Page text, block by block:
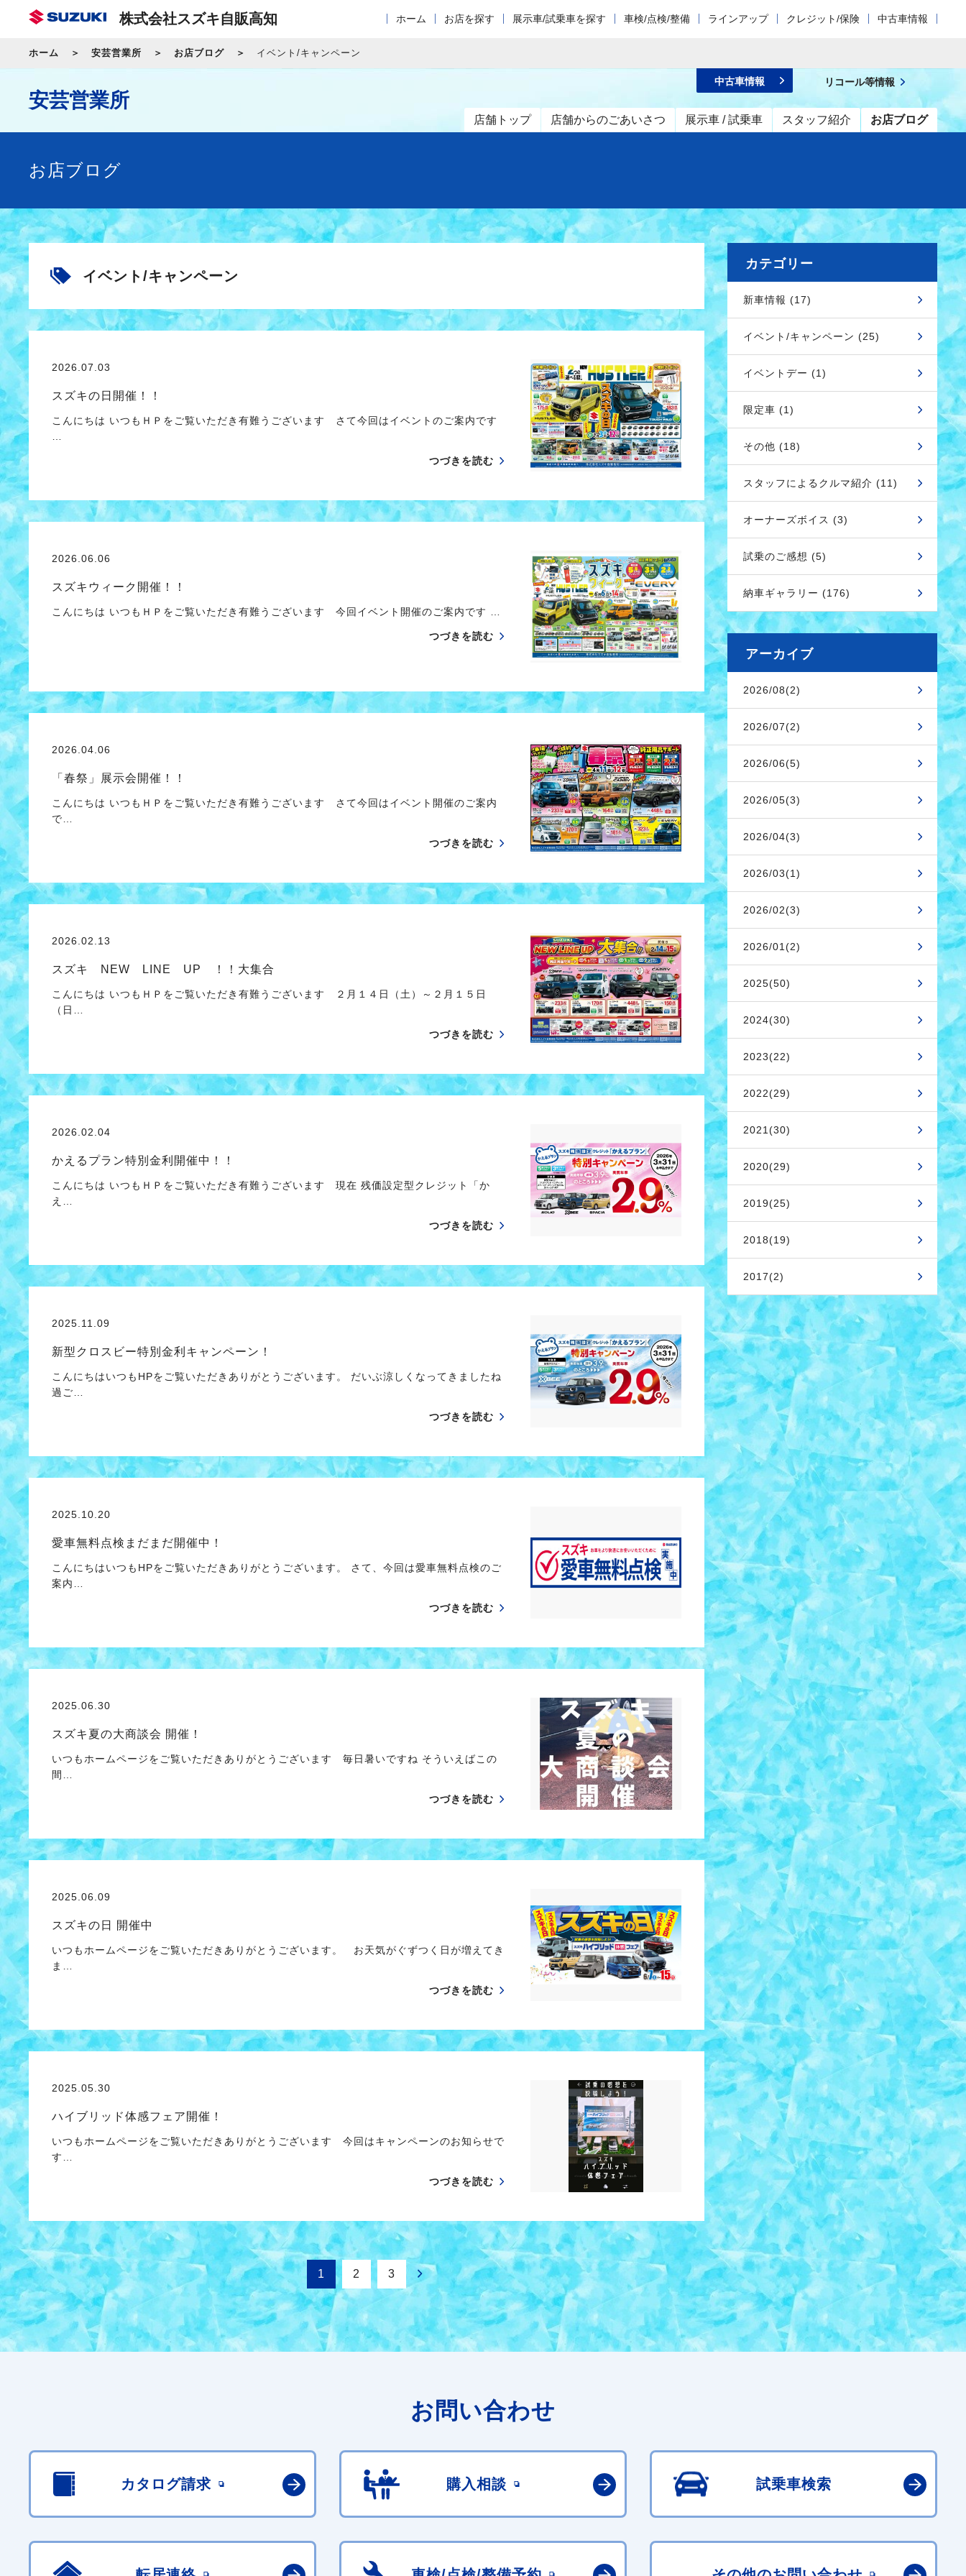
株式会社スズキ自販高知 ホーム お店を探す 展示車/試乗車を探す 車検/点検/整備 ラインアップ クレジット/保険 中古車情報
ホーム 安芸営業所 お店ブログ イベント/キャンペーン
安芸営業所
店舗トップ 店舗からのごあいさつ 展示車 / 試乗車 スタッフ紹介 お店ブログ
中古車情報 リコール等情報
お店ブログ
イベント/キャンペーン
2026.07.03
スズキの日開催！！
こんにちは いつもＨＰをご覧いただき有難うございます さて今回はイベントのご案内です
つづきを読む
2026.06.06
スズキウィーク開催！！
こんにちは いつもＨＰをご覧いただき有難うございます 今回イベント開催のご案内です …
つづきを読む
2026.04.06
「春祭」展示会開催！！
こんにちは いつもＨＰをご覧いただき有難うございます さて今回はイベント開催のご案内
で…
つづきを読む
2026.02.13
スズキ NEW LINE UP ！！大集合
こんにちは いつもＨＰをご覧いただき有難うございます ２月１４日（土）～２月１５日
（日…
つづきを読む
2026.02.04
かえるプラン特別金利開催中！！
こんにちは いつもＨＰをご覧いただき有難うございます 現在 残価設定型クレジット「か
え…
つづきを読む
2025.11.09
新型クロスビー特別金利キャンペーン！
こんにちはいつもHPをご覧いただきありがとうございます。 だいぶ涼しくなってきましたね
過ご…
つづきを読む
2025.10.20
愛車無料点検まだまだ開催中！
こんにちはいつもHPをご覧いただきありがとうございます。 さて、今回は愛車無料点検のご
案内…
つづきを読む
2025.06.30
スズキ夏の大商談会 開催！
いつもホームページをご覧いただきありがとうございます 毎日暑いですね そういえばこの
間…
つづきを読む
2025.06.09
スズキの日 開催中
いつもホームページをご覧いただきありがとうございます。 お天気がぐずつく日が増えてき
ま…
つづきを読む
2025.05.30
ハイブリッド体感フェア開催！
いつもホームページをご覧いただきありがとうございます 今回はキャンペーンのお知らせで
す…
つづきを読む
1 2 3
カテゴリー
新車情報 (17)
イベント/キャンペーン (25)
イベントデー (1)
限定車 (1)
その他 (18)
スタッフによるクルマ紹介 (11)
オーナーズボイス (3)
試乗のご感想 (5)
納車ギャラリー (176)
アーカイブ
2026/08(2)
2026/07(2)
2026/06(5)
2026/05(3)
2026/04(3)
2026/03(1)
2026/02(3)
2026/01(2)
2025(50)
2024(30)
2023(22)
2022(29)
2021(30)
2020(29)
2019(25)
2018(19)
2017(2)
お問い合わせ
カタログ請求 購入相談 試乗車検索